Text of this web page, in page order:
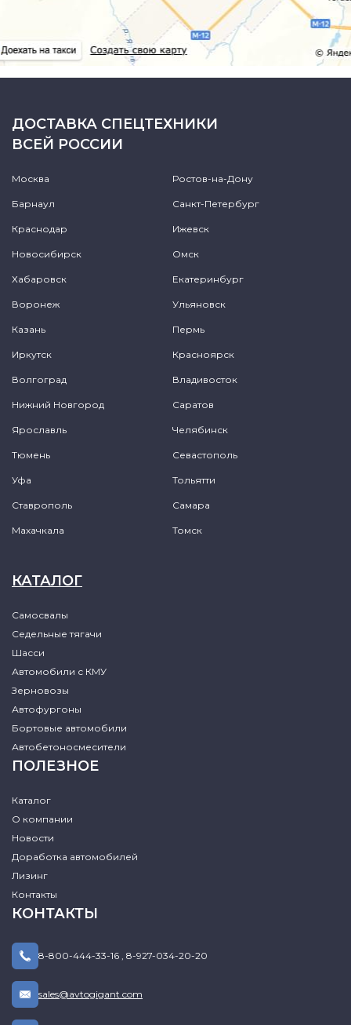
ДОСТАВКА СПЕЦТЕХНИКИ
ВСЕЙ РОССИИ
Москва Ростов-на-Дону
Барнаул Санкт-Петербург
Краснодар Ижевск
Новосибирск Омск
Хабаровск Екатеринбург
Воронеж Ульяновск
Казань Пермь
Иркутск Красноярск
Волгоград Владивосток
Нижний Новгород Саратов
Ярославль Челябинск
Тюмень Севастополь
Уфа Тольятти
Ставрополь Самара
Махачкала Томск
КАТАЛОГ
Самосвалы
Седельные тягачи
Шасси
Автомобили с КМУ
Зерновозы
Автофургоны
Бортовые автомобили
Автобетоносмесители
ПОЛЕЗНОЕ
Каталог
О компании
Новости
Доработка автомобилей
Лизинг
Контакты
КОНТАКТЫ
8-800-444-33-16 , 8-927-034-20-20
sales@avtogigant.com